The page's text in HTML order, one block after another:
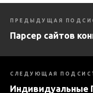
ПРЕДЫДУЩАЯ
Парсер сайтов
СЛЕДУЮЩАЯ
Индивидуальные